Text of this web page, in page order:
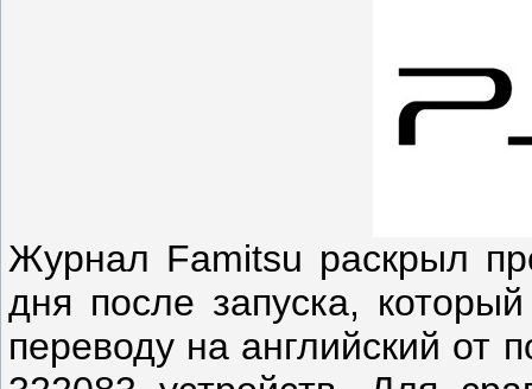
Журнал Famitsu раскрыл
дня после запуска,
переводу на английский от